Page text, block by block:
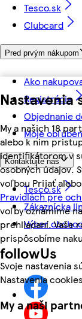
Nastavenia
My a našich 18
alebo k nim
identifikátorom v
osobných údajov.
voľbou Prijať
Pravidlách pre
voľby oznámime
prehliadaní. Vaše
prispôsobíme
Svoje nastavenia
Nastavenia
My a naši
Tesco.sk
Clubcard
Pred prvým nákupom
Ako
Registrácia
Objednanie
Moje
Kontaktujte nás
Tesco.sk
Zákaznícka
Výber
followUs